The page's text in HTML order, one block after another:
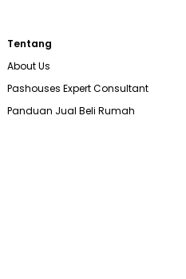
Tentang
About Us
Pashouses Expert Consultant
Panduan Jual Beli Rumah